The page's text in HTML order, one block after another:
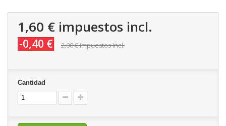
1,60 € impuestos incl.
-0,40 € 2,00 €impuestos incl.
Cantidad